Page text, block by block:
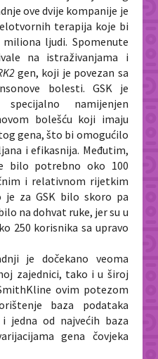
ove dvije kompanije je
terapija koje bi
ljudi. Spomenute
na istraživanjama i
gen, koji je povezan sa
bolesti. GSK je
namijenjen
bolešću koji imaju
gena, što bi omogućilo
i efikasnija. Međutim,
bilo potrebno oko 100
i relativnom rijetkim
za GSK bilo skoro pa
na dohvat ruke, jer su u
250 korisnika sa upravo
je dočekano veoma
zajednici, tako i u široj
ovim potezom
baza podataka
jedna od najvećih baza
gena čovjeka